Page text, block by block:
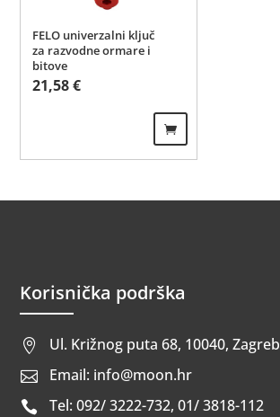
FELO univerzalni ključ
za razvodne ormare i
bitove
21,58€
Korisnička podrška
 Ul. Križnog puta 68, 10040, Zagreb
 Email: info@moon.hr
 Tel: 092/ 3222-732, 01/ 3818-112